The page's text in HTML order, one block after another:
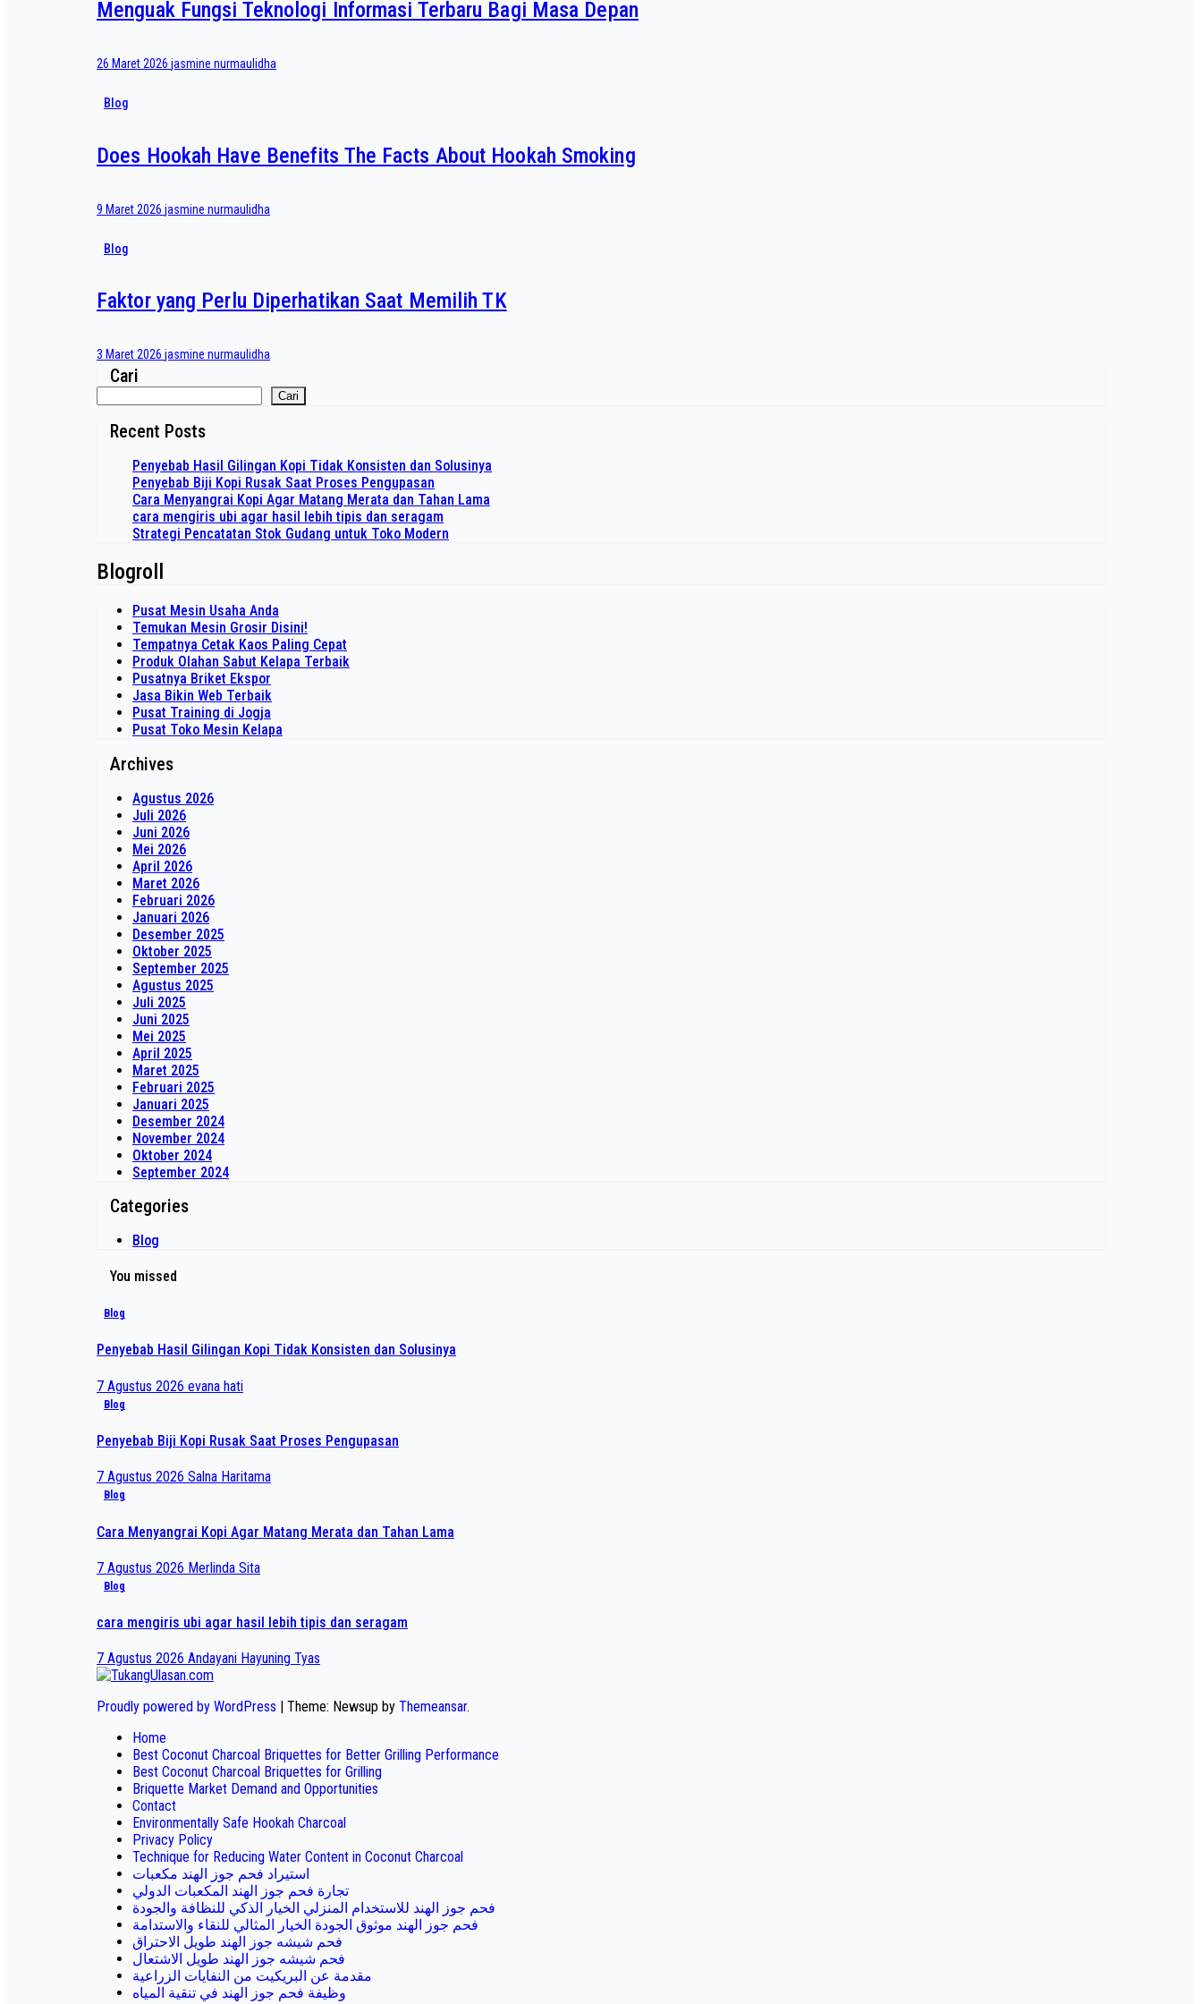
Menguak Fungsi Teknologi Informasi Terbaru Bagi Masa Depan
26 Maret 2026 jasmine nurmaulidha
Blog
Does Hookah Have Benefits The Facts About Hookah Smoking
9 Maret 2026 jasmine nurmaulidha
Blog
Faktor yang Perlu Diperhatikan Saat Memilih TK
3 Maret 2026 jasmine nurmaulidha
Cari
Cari
Recent Posts
Penyebab Hasil Gilingan Kopi Tidak Konsisten dan Solusinya
Penyebab Biji Kopi Rusak Saat Proses Pengupasan
Cara Menyangrai Kopi Agar Matang Merata dan Tahan Lama
cara mengiris ubi agar hasil lebih tipis dan seragam
Strategi Pencatatan Stok Gudang untuk Toko Modern
Blogroll
Pusat Mesin Usaha Anda
Temukan Mesin Grosir Disini!
Tempatnya Cetak Kaos Paling Cepat
Produk Olahan Sabut Kelapa Terbaik
Pusatnya Briket Ekspor
Jasa Bikin Web Terbaik
Pusat Training di Jogja
Pusat Toko Mesin Kelapa
Archives
Agustus 2026
Juli 2026
Juni 2026
Mei 2026
April 2026
Maret 2026
Februari 2026
Januari 2026
Desember 2025
Oktober 2025
September 2025
Agustus 2025
Juli 2025
Juni 2025
Mei 2025
April 2025
Maret 2025
Februari 2025
Januari 2025
Desember 2024
November 2024
Oktober 2024
September 2024
Categories
Blog
You missed
Blog
Penyebab Hasil Gilingan Kopi Tidak Konsisten dan Solusinya
7 Agustus 2026 evana hati
Blog
Penyebab Biji Kopi Rusak Saat Proses Pengupasan
7 Agustus 2026 Salna Haritama
Blog
Cara Menyangrai Kopi Agar Matang Merata dan Tahan Lama
7 Agustus 2026 Merlinda Sita
Blog
cara mengiris ubi agar hasil lebih tipis dan seragam
7 Agustus 2026 Andayani Hayuning Tyas
Proudly powered by WordPress Theme: Newsup by Themeansar.
Home
Best Coconut Charcoal Briquettes for Better Grilling Performance
Best Coconut Charcoal Briquettes for Grilling
Briquette Market Demand and Opportunities
Contact
Environmentally Safe Hookah Charcoal
Privacy Policy
Technique for Reducing Water Content in Coconut Charcoal
استيراد فحم جوز الهند مكعبات
تجارة فحم جوز الهند المكعبات الدولي
فحم جوز الهند للاستخدام المنزلي الخيار الذكي للنظافة والجودة
فحم جوز الهند موثوق الجودة الخيار المثالي للنقاء والاستدامة
فحم شيشه جوز الهند طويل الاحتراق
فحم شيشه جوز الهند طويل الاشتعال
مقدمة عن البريكيت من النفايات الزراعية
وظيفة فحم جوز الهند في تنقية المياه